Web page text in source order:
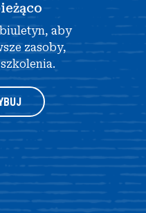
aby
zasoby,